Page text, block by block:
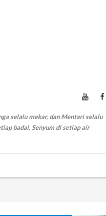
selalu mekar, dan Mentari selalu
badai, Senyum di setiap air